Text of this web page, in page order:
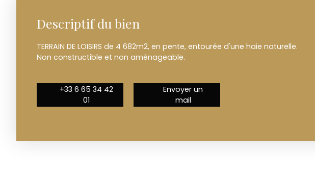
Descriptif du bien
TERRAIN DE LOISIRS de 4 682m2, en pente, entourée d'une haie naturelle.
Non constructible et non aménageable.
+33 6 65 34 42
01
Envoyer un
mail